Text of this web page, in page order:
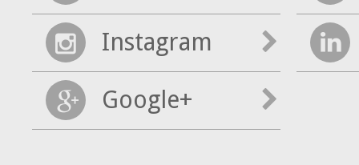
Instagram
Google+